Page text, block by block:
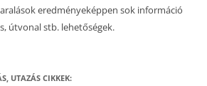
eredményeképpen sok információ
útvonal stb. lehetőségek.
UTAZÁS CIKKEK: